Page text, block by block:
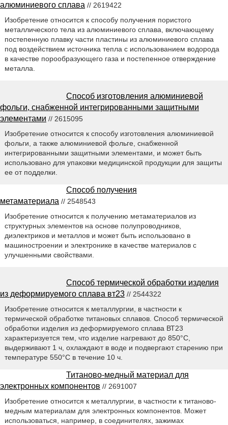
алюминиевого сплава // 2619422
Изобретение относится к способу получения пористого
металлического тела из алюминиевого сплава, включающему
постепенную плавку части пластины из алюминиевого сплава
под воздействием источника тепла с использованием водорода
в качестве порообразующего газа и постепенное отверждение
металла.
Способ изготовления алюминиевой
фольги, снабженной интегрированными защитными
элементами // 2615095
Изобретение относится к способу изготовления алюминиевой
фольги, а также алюминиевой фольге, снабженной
интегрированными защитными элементами, и может быть
использовано для упаковки медицинской продукции для защиты
ее от подделки.
Способ получения
метаматериала // 2548543
Изобретение относится к получению метаматериалов из
структурных элементов на основе полупроводников,
диэлектриков и металлов и может быть использовано в
машиностроении и электронике в качестве материалов с
улучшенными свойствами.
Способ термической обработки изделия
из деформируемого сплава вт23 // 2544322
Изобретение относится к металлургии, в частности к
термической обработке титановых сплавов. Способ термической
обработки изделия из деформируемого сплава ВТ23
характеризуется тем, что изделие нагревают до 850°С,
выдерживают 1 ч, охлаждают в воде и подвергают старению при
температуре 550°С в течение 10 ч.
Титаново-медный материал для
электронных компонентов // 2691007
Изобретение относится к металлургии, в частности к титаново-
медным материалам для электронных компонентов. Может
использоваться, например, в соединителях, зажимах